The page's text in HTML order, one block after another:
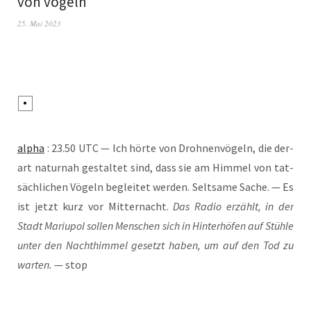
25. Mai 2023
alpha : 23.50 UTC — Ich hör­te von Droh­nen­vö­geln, die der­
art natur­nah gestal­tet sind, dass sie am Him­mel von tat­
säch­li­chen Vögeln beglei­tet wer­den. Selt­sa­me Sache. — Es
ist jetzt kurz vor Mit­ter­nacht.Das Radio erzählt, in der
Stadt Mariu­pol sol­len Men­schen sich in Hin­ter­hö­fen auf Stüh­le
unter den Nacht­him­mel gesetzt haben, um auf den Tod zu
war­ten. — stop